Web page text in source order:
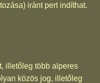
iránt pert indíthat.
illetőleg több alperes
közös jog, illetőleg